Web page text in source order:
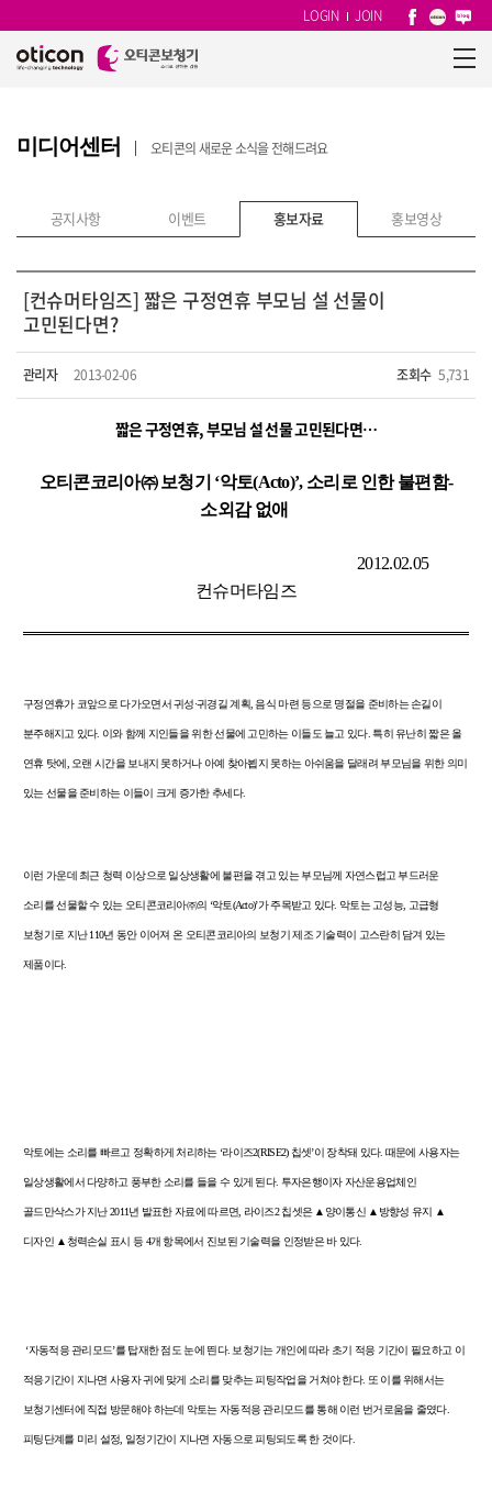
LOGIN JOIN
미디어센터 오티콘의 새로운 소식을 전해드려요
공지사항 이벤트 홍보자료 홍보영상
[컨슈머타임즈] 짧은 구정연휴 부모님 설 선물이
고민된다면?
관리자 2013-02-06 조회수 5,731
짧은 구정연휴,부모님 설 선물 고민된다면…
오티콘코리아㈜ 보청기 ‘악토(Acto)’, 소리로 인한 불편함-
소외감 없애
2012.02.05
컨슈머타임즈
구정연휴가 코앞으로 다가오면서 귀성·귀경길 계획,음식 마련 등으로 명절을 준비하는 손길이
분주해지고 있다. 이와 함께 지인들을 위한 선물에 고민하는 이들도 늘고 있다.특히 유난히 짧은 올
연휴 탓에, 오랜 시간을 보내지 못하거나 아예 찾아뵙지 못하는 아쉬움을 달래려 부모님을 위한 의미
있는 선물을 준비하는 이들이 크게 증가한 추세다.
이런 가운데 최근 청력 이상으로 일상생활에 불편을 겪고 있는 부모님께 자연스럽고 부드러운
소리를 선물할 수 있는 오티콘코리아㈜의 ‘악토(Acto)’가 주목받고 있다. 악토는 고성능, 고급형
보청기로 지난110년 동안 이어져 온 오티콘코리아의 보청기 제조 기술력이 고스란히 담겨 있는
제품이다.
악토에는 소리를 빠르고 정확하게 처리하는 ‘라이즈2(RISE2) 칩셋’이 장착돼 있다. 때문에 사용자는
일상생활에서 다양하고 풍부한 소리를 들을 수 있게 된다. 투자은행이자 자산운용업체인
골드만삭스가 지난2011년 발표한 자료에 따르면, 라이즈2칩셋은 ▲ 양이통신 ▲방향성 유지 ▲
디자인 ▲청력손실 표시 등4개 항목에서 진보된 기술력을 인정받은 바 있다.
‘자동적응 관리모드’를 탑재한 점도 눈에 띈다. 보청기는 개인에 따라 초기 적응 기간이 필요하고 이
적응기간이 지나면 사용자 귀에 맞게 소리를 맞추는 피팅작업을 거쳐야 한다. 또 이를 위해서는
보청기센터에 직접 방문해야 하는데 악토는 자동적응 관리모드를 통해 이런 번거로움을 줄였다.
피팅단계를 미리 설정, 일정기간이 지나면 자동으로 피팅되도록 한 것이다.